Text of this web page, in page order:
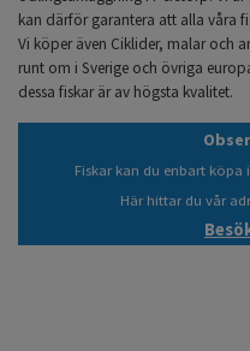
kan därför garantera att alla våra
Vi köper även Ciklider, malar och
runt om i Sverige och övriga
dessa fiskar är av högsta kvalitet.
Fiskar kan du enbart köpa
Här hittar du vår